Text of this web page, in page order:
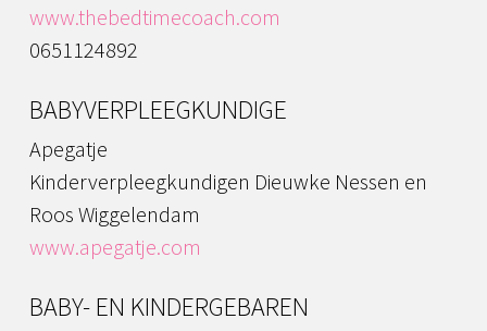
www.thebedtimecoach.com
0651124892
BABYVERPLEEGKUNDIGE
Apegatje
Kinderverpleegkundigen Dieuwke Nessen en
Roos Wiggelendam
www.apegatje.com
BABY- EN KINDERGEBAREN